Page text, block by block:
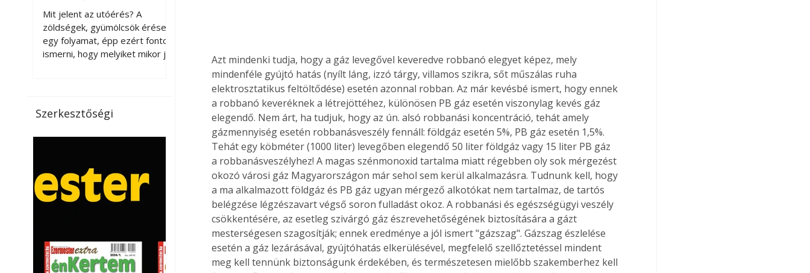
érnek tovább leszedés
után?
Mit jelent az utóérés? A
zöldségek, gyümölcsök érése
egy folyamat, épp ezért fontos
ismerni, hogy melyiket mikor jó
paradicsomot sokszor
gazdasági érettségben, azaz
Utóérik eközben, de nem lesz
olyan ízű, mint amit a saját
kertünkben, biológiai
tárolható h
Szerkesztőségi
Azt mindenki tudja, hogy a gáz levegővel keveredve robbanó elegyet képez, mely
mindenféle gyújtó hatás (nyílt láng, izzó tárgy, villamos szikra, sőt műszálas ruha
elektrosztatikus feltöltődése) esetén azonnal robban. Az már kevésbé ismert, hogy ennek
a robbanó keveréknek a létrejöttéhez, különösen PB gáz esetén viszonylag kevés gáz
elegendő. Nem árt, ha tudjuk, hogy az ún. alsó robbanási koncentráció, tehát amely
gázmennyiség esetén robbanásveszély fennáll: földgáz esetén 5%, PB gáz esetén 1,5%.
Tehát egy köbméter (1000 liter) levegőben elegendő 50 liter földgáz vagy 15 liter PB gáz
a robbanásveszélyhez! A magas szénmonoxid tartalma miatt régebben oly sok mérgezést
okozó városi gáz Magyarországon már sehol sem kerül alkalmazásra. Tudnunk kell, hogy
a ma alkalmazott földgáz és PB gáz ugyan mérgező alkotókat nem tartalmaz, de tartós
belégzése légzészavart végső soron fulladást okoz. A robbanási és egészségügyi veszély
csökkentésére, az esetleg szivárgó gáz észrevehetőségének biztosítására a gázt
mesterségesen szagosítják; ennek eredménye a jól ismert "gázszag". Gázszag észlelése
esetén a gáz lezárásával, gyújtóhatás elkerülésével, megfelelő szellőztetéssel mindent
meg kell tennünk biztonságunk érdekében, és természetesen mielőbb szakemberhez kell